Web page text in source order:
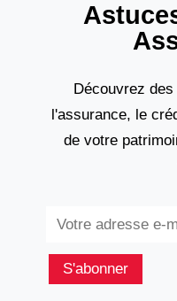
Découvrez
l'assurance, le
de votre
S'abonner